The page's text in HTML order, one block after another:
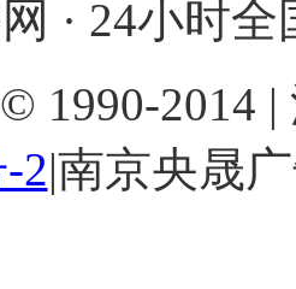
· 24小时
1990-2014
2|南京央晟